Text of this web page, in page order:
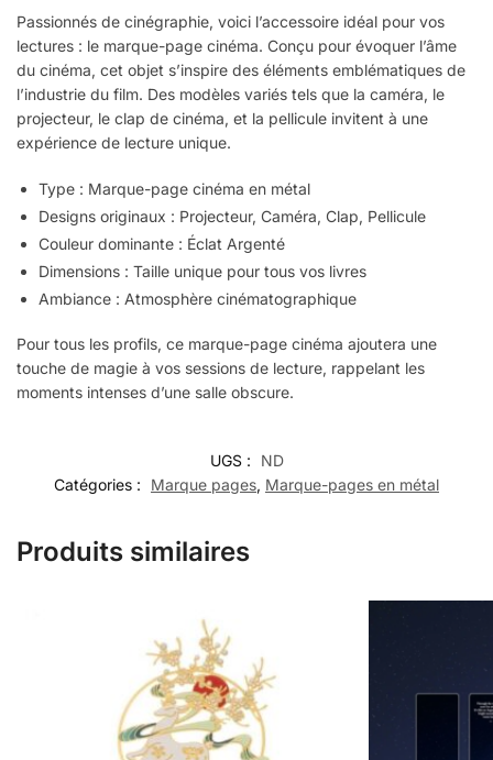
Passionnés de cinégraphie, voici l’accessoire idéal pour vos
lectures : le marque-page cinéma. Conçu pour évoquer l’âme
du cinéma, cet objet s’inspire des éléments emblématiques de
l’industrie du film. Des modèles variés tels que la caméra, le
projecteur, le clap de cinéma, et la pellicule invitent à une
expérience de lecture unique.
Type : Marque-page cinéma en métal
Designs originaux : Projecteur, Caméra, Clap, Pellicule
Couleur dominante : Éclat Argenté
Dimensions : Taille unique pour tous vos livres
Ambiance : Atmosphère cinématographique
Pour tous les profils, ce marque-page cinéma ajoutera une
touche de magie à vos sessions de lecture, rappelant les
moments intenses d’une salle obscure.
UGS :
ND
Catégories :
Marque pages, Marque-pages en métal
Produits similaires